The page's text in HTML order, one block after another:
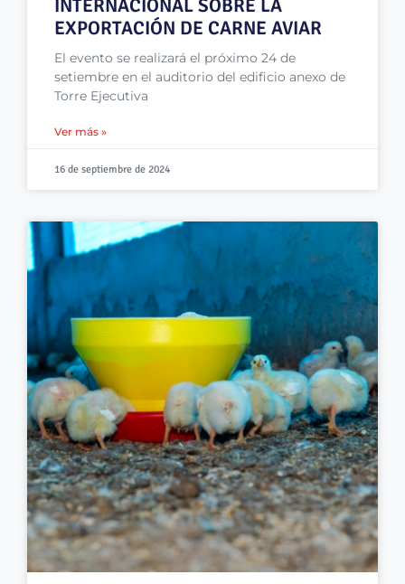
INTERNACIONAL SOBRE LA
EXPORTACIÓN DE CARNE AVIAR
El evento se realizará el próximo 24 de
setiembre en el auditorio del edificio anexo de
Torre Ejecutiva
Ver más »
16 de septiembre de 2024